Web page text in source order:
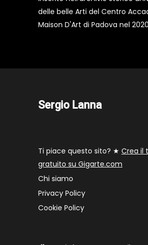
delle belle Arti del Centro
Maison D'Art di Padova nel 2020
Sergio Lanna
Ti piace questo sito? ★ Crea il
gratuito su Gigarte.com
Chi siamo
Privacy Policy
Cookie Policy